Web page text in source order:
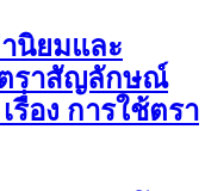
นิยมและ
ราสัญลักษณ์
รื่อง การใช้ตรา